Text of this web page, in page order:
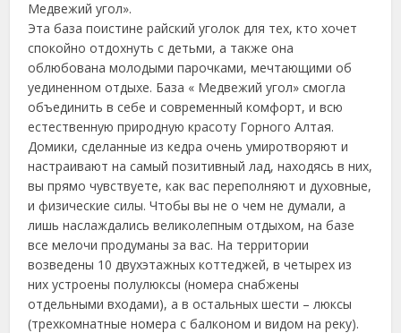
Медвежий угол».
Эта база поистине райский уголок для тех, кто хочет
спокойно отдохнуть с детьми, а также она
облюбована молодыми парочками, мечтающими об
уединенном отдыхе. База « Медвежий угол» смогла
объединить в себе и современный комфорт, и всю
естественную природную красоту Горного Алтая.
Домики, сделанные из кедра очень умиротворяют и
настраивают на самый позитивный лад, находясь в них,
вы прямо чувствуете, как вас переполняют и духовные,
и физические силы. Чтобы вы не о чем не думали, а
лишь наслаждались великолепным отдыхом, на базе
все мелочи продуманы за вас. На территории
возведены 10 двухэтажных коттеджей, в четырех из
них устроены полулюксы (номера снабжены
отдельными входами), а в остальных шести – люксы
(трехкомнатные номера с балконом и видом на реку).